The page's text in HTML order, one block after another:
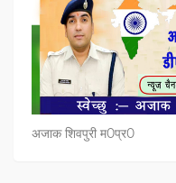
अजाक शिवपुरी म0प्र0